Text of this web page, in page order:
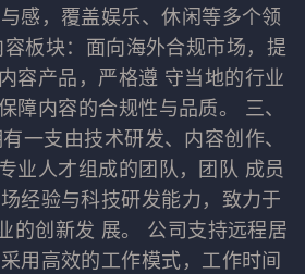
感，覆盖娱乐、休闲等多个领
板块：面向海外合规市场，提
容产品，严格遵 守当地的行业
障内容的合规性与品质。 三、
一支由技术研发、内容创作、
业人才组成的团队，团队 成员
经验与科技研发能力，致力于
的创新发 展。 公司支持远程居
用高效的工作模式，工作时间